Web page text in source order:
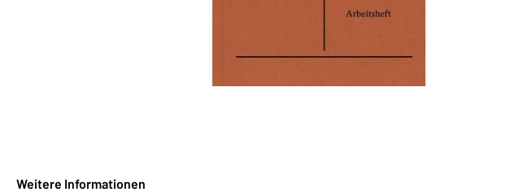
Weitere Informationen